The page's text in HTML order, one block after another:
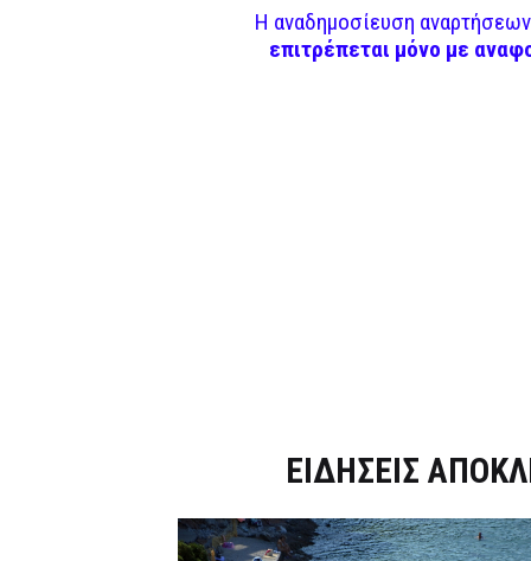
Η αναδημοσίευση
επιτρέπεται μόνο με
ΕΙΔΗΣΕΙΣ